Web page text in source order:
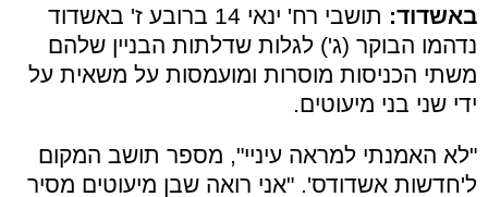
באשדוד:
תושבי רח' ינאי 14 ברובע ז' באשדוד
נדהמו הבוקר (ג') לגלות שדלתות הבניין שלהם
משתי הכניסות מוסרות ומועמסות על משאית על
ידי שני בני מיעוטים.
"לא האמנתי למראה עיניי", מספר תושב המקום
ל'חדשות אשדודס'. "אני רואה שבן מיעוטים מסיר